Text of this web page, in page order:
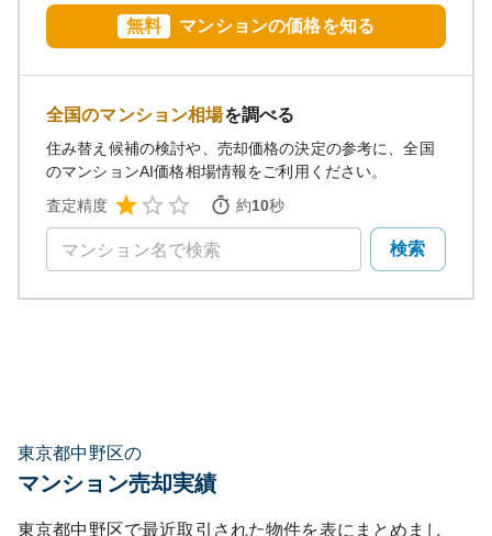
無料 マンションの価格を知る
全国のマンション相場を調べる
住み替え候補の検討や、売却価格の決定の参考に、全国
のマンションAI価格相場情報をご利用ください。
査定精度
約10秒
検索
東京都中野区の
マンション売却実績
東京都中野区で最近取引された物件を表にまとめまし